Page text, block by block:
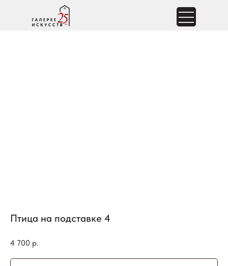
Птица на подставке 4
4 700 р.